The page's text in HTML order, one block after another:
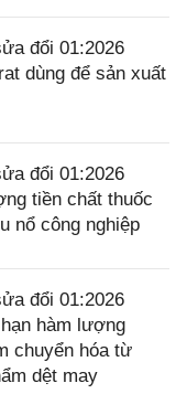
đổi 01:2026
dùng để sản xuất
đổi 01:2026
tiền chất thuốc
nổ công nghiệp
đổi 01:2026
hàm lượng
chuyển hóa từ
dệt may